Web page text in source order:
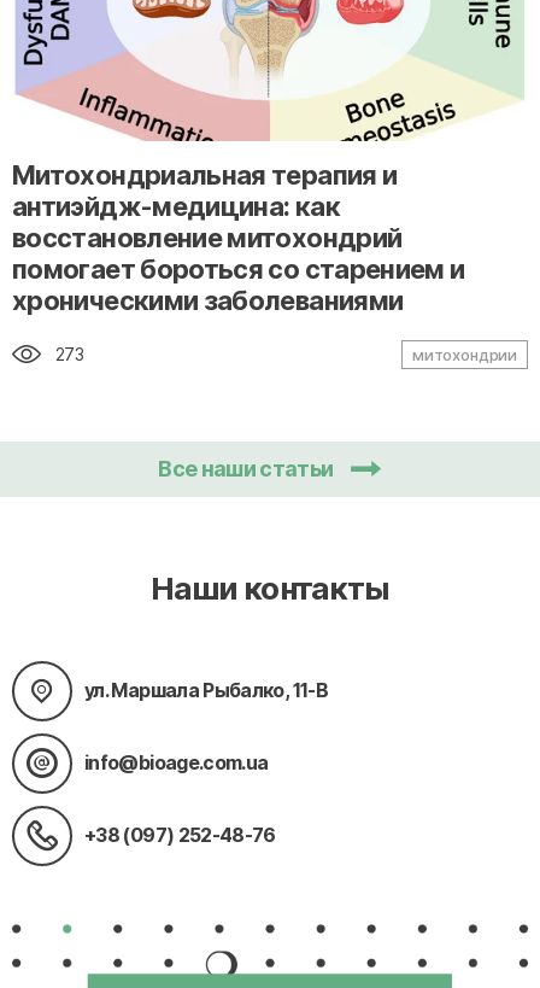
" alt="loading" class="img-responsive"/>
Митохондриальная терапия и
антиэйдж-медицина: как
восстановление митохондрий
помогает бороться со старением и
хроническими заболеваниями
273 митохондрии
Все наши статьи
Наши контакты
ул. Маршала Рыбалко, 11-В
info@bioage.com.ua
+38 (097) 252-48-76